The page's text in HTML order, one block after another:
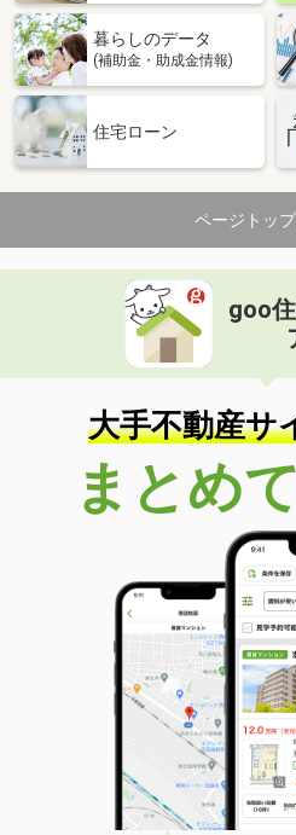
暮らしのデータ
(補助金・助成金情報)
住宅ローン
ページトッ
goo
大手不動産サ
まとめ